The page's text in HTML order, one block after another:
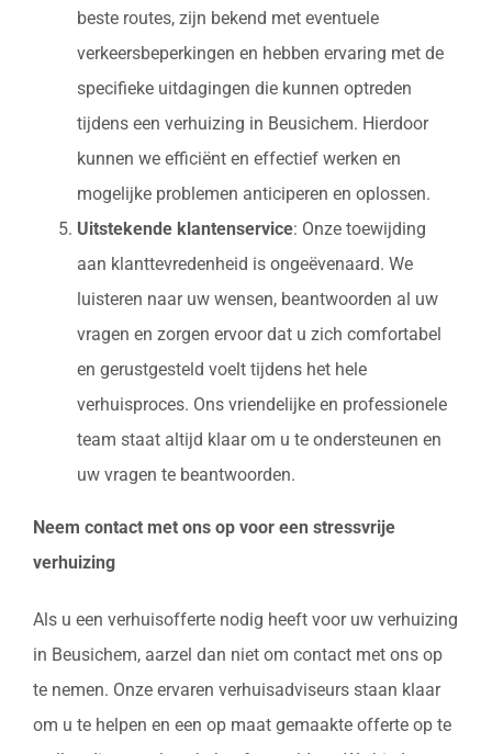
beste routes, zijn bekend met eventuele
verkeersbeperkingen en hebben ervaring met de
specifieke uitdagingen die kunnen optreden
tijdens een verhuizing in Beusichem. Hierdoor
kunnen we efficiënt en effectief werken en
mogelijke problemen anticiperen en oplossen.
Uitstekende klantenservice: Onze toewijding
aan klanttevredenheid is ongeëvenaard. We
luisteren naar uw wensen, beantwoorden al uw
vragen en zorgen ervoor dat u zich comfortabel
en gerustgesteld voelt tijdens het hele
verhuisproces. Ons vriendelijke en professionele
team staat altijd klaar om u te ondersteunen en
uw vragen te beantwoorden.
Neem contact met ons op voor een stressvrije
verhuizing
Als u een verhuisofferte nodig heeft voor uw verhuizing
in Beusichem, aarzel dan niet om contact met ons op
te nemen. Onze ervaren verhuisadviseurs staan klaar
om u te helpen en een op maat gemaakte offerte op te